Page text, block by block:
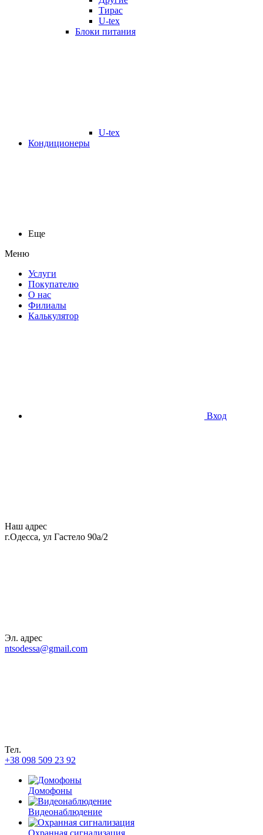
Тирас
U-tex
Блоки питания
U-tex
Кондиционеры
Еще
Меню
Услуги
Покупателю
О нас
Филиалы
Калькулятор
Вход
Наш адрес
г.Одесса, ул Гастело 90а/2
Эл. адрес
ntsodessa@gmail.com
Тел.
+38 098 509 23 92
Домофоны
Видеонаблюдение
Охранная сигнализация